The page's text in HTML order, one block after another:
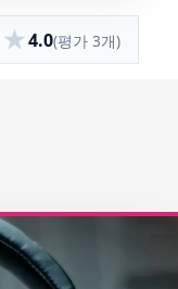
★4.0(평가 3개)